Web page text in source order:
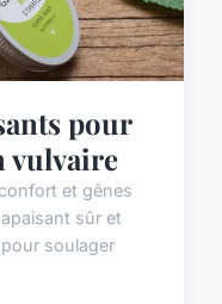
pour
vulvaire
et gênes
sûr et
soulager